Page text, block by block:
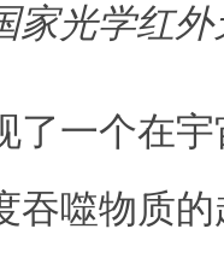
家光学红
了一个在
吞噬物质